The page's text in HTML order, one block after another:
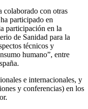
colaborado con otras
participado en
participación en la
de Sanidad para la
técnicos y
humano”, entre
e internacionales, y
y conferencias) en los